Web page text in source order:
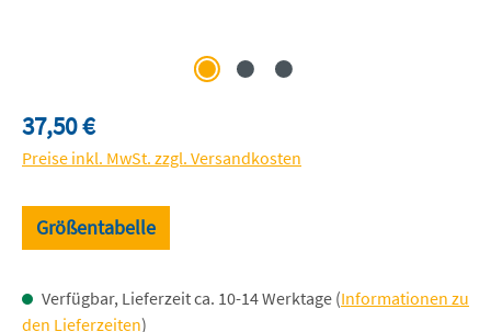
Regulärer Preis:
37,50 €
Preise inkl. MwSt. zzgl. Versandkosten
Größentabelle
Verfügbar, Lieferzeit ca. 10-14 Werktage (Informationen zu
den Lieferzeiten)